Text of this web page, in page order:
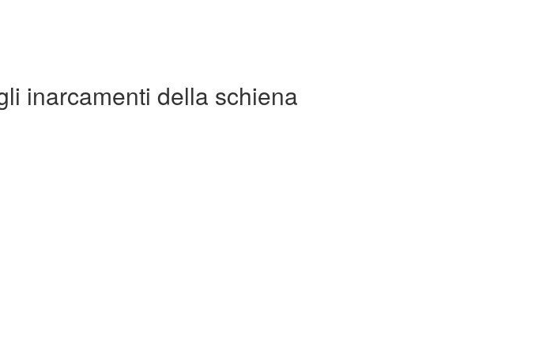
inarcamenti della schiena